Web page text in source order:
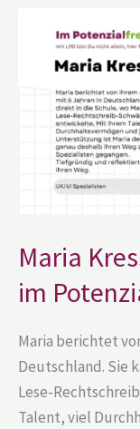
Maria
im
Maria berichtet
Deutschland. Sie
Lese-
Talent, viel
Kress
UX/UI
Spezialisten
Potenzialfrei?!
Podcast